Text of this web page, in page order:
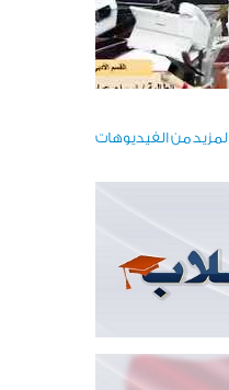
لمزيد من الفيديوهات